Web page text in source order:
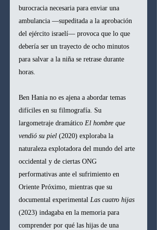
burocracia necesaria para enviar una
ambulancia —supeditada a la aprobación
del ejército israelí— provoca que lo que
debería ser un trayecto de ocho minutos
para salvar a la niña se retrase durante
horas.
Ben Hania no es ajena a abordar temas
difíciles en su filmografía. Su
largometraje dramático El hombre que
vendió su piel (2020) exploraba la
naturaleza explotadora del mundo del arte
occidental y de ciertas ONG
performativas ante el sufrimiento en
Oriente Próximo, mientras que su
documental experimental Las cuatro hijas
(2023) indagaba en la memoria para
comprender por qué las hijas de una